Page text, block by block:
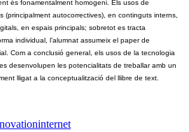
és fonamentalment homogeni. Els usos de
autocorrectives), en continguts interns,
en espais principals; sobretot es tracta
individual, l’alumnat assumeix el paper de
Com a conclusió general, els usos de la tecnologia
desenvolupen les potencialitats de treballar amb un
lligat a la conceptualització del llibre de text.
internet